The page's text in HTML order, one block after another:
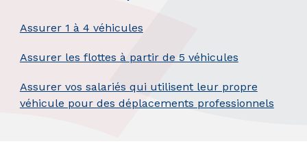
Assurer 1 à 4 véhicules
Assurer les flottes à partir de 5 véhicules
Assurer vos salariés qui utilisent leur propre
véhicule pour des déplacements professionnels